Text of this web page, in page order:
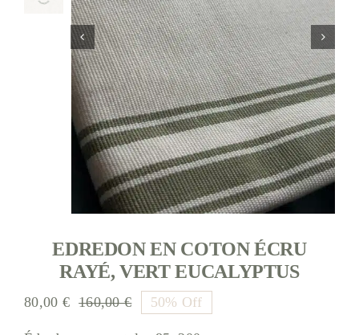
Partenaires
La marque
EDREDON EN COTON ÉCRU
RAYÉ, VERT EUCALYPTUS
160,00€Le
80,00 €
Le 50% Off